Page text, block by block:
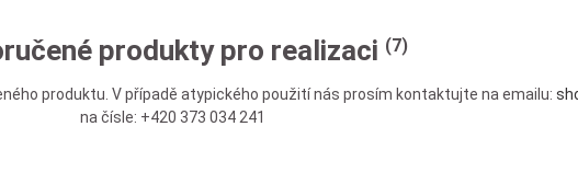
produkty pro realizaci (7)
produktu. V případě atypického použití nás prosím kontaktujte na emailu:
na čísle: +420 373 034 241